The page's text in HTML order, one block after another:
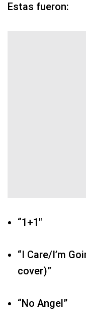
Estas fueron:
“1+1″
“I Care/I’m
cover)”
“No Angel”